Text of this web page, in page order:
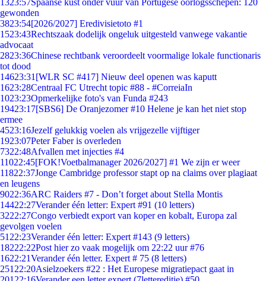
1323:57Spaanse kust onder vuur van Portugese oorlogsschepen: 120
gewonden
3823:54[2026/2027] Eredivisietoto #1
1523:43Rechtszaak dodelijk ongeluk uitgesteld vanwege vakantie
advocaat
2823:36Chinese rechtbank veroordeelt voormalige lokale functionaris
tot dood
14623:31 [WLR SC #417] Nieuw deel openen was kaputt
1623:28Centraal FC Utrecht topic #88 - #CorreiaIn
1023:23Opmerkelijke foto's van Funda #243
19423:17[SBS6] De Oranjezomer #10 Helene je kan het niet stop
ermee
4523:16Jezelf gelukkig voelen als vrijgezelle vijftiger
1923:07Peter Faber is overleden
7322:48Afvallen met injecties #4
11022:45[FOK!Voetbalmanager 2026/2027] #1 We zijn er weer
11822:37Jonge Cambridge professor stapt op na claims over plagiaat
en leugens
9022:36ARC Raiders #7 - Don’t forget about Stella Montis
14422:27Verander één letter: Expert #91 (10 letters)
3222:27Congo verbiedt export van koper en kobalt, Europa zal
gevolgen voelen
51 22:23Verander één letter: Expert #143 (9 letters)
18222:22Post hier zo vaak mogelijk om 22:22 uur #76
1622:21Verander één letter. Expert # 75 (8 letters)
251 22:20Asielzoekers #22 : Het Europese migratiepact gaat in